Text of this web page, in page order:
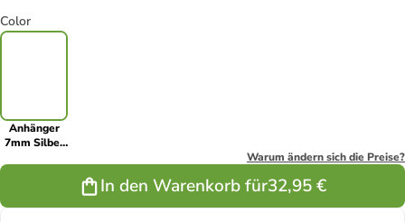
Color
Anhänger
7mm Silber
Warum ändern sich die Preise?
In den Warenkorb für32,95 €